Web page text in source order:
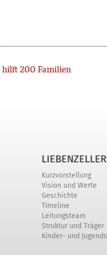
hilft 200 Familien
Kurzvorstellung
Vision und Werte
Geschichte
Timeline
Leitungsteam
Struktur und Träger
Kinder- und